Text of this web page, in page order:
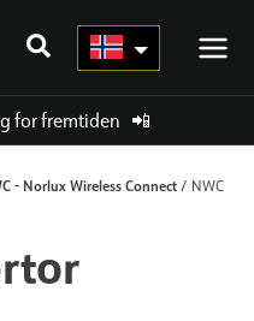
for fremtiden 📲
- Norlux Wireless Connect / NWC